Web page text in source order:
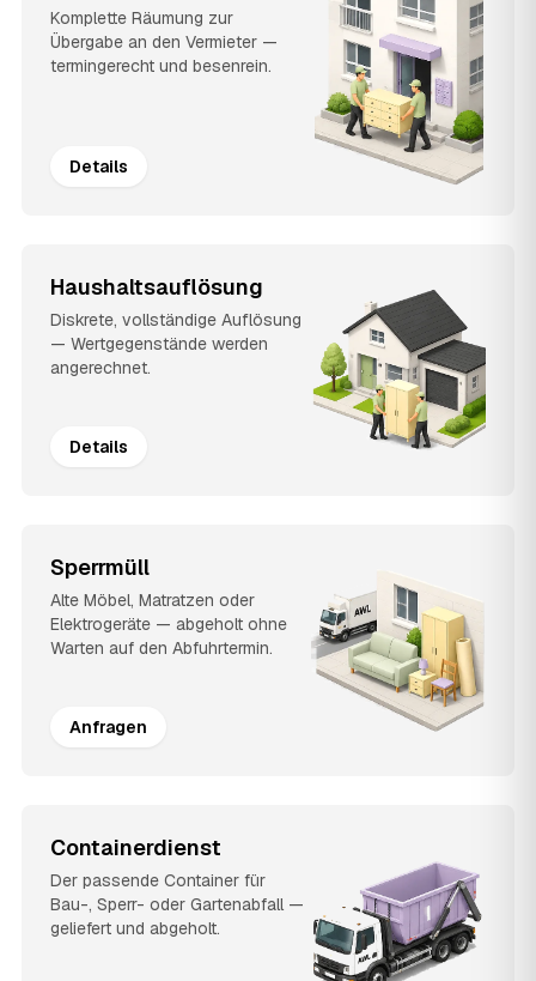
Komplette Räumung zur
Übergabe an den Vermieter —
termingerecht und besenrein.
Details
Haushaltsauflösung
Diskrete, vollständige Auflösung
— Wertgegenstände werden
angerechnet.
Details
Sperrmüll
Alte Möbel, Matratzen oder
Elektrogeräte — abgeholt ohne
Warten auf den Abfuhrtermin.
Anfragen
Containerdienst
Der passende Container für
Bau-, Sperr- oder Gartenabfall —
geliefert und abgeholt.